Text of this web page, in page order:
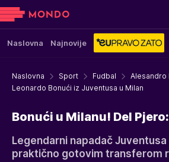
Naslovna Najnovije
Naslovna Sport Fudbal
Alesandro
Leonardo Bonući iz Juventusa u Milan
Bonući u Milanu! Del
Legendarni napadač
praktično gotovim transferom